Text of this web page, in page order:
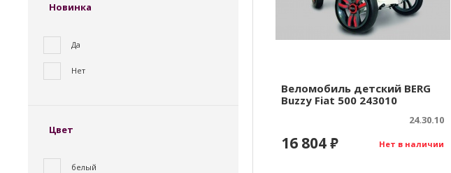
Новинка
Да
Нет
Цвет
белый
Веломобиль детский BERG
Buzzy Fiat 500 243010
24.30.10
Нет в наличии
16 804₽